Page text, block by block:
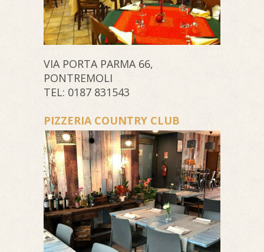
VIA PORTA PARMA 66,
PONTREMOLI
TEL: 0187 831543
PIZZERIA COUNTRY CLUB